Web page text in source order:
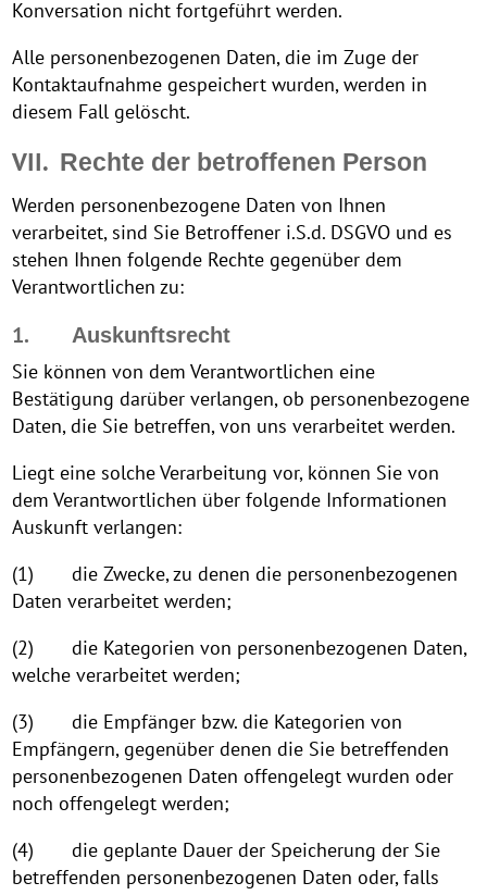
Konversation nicht fortgeführt werden.
Alle personenbezogenen Daten, die im Zuge der
Kontaktaufnahme gespeichert wurden, werden in
diesem Fall gelöscht.
VII. Rechte der betroffenen Person
Werden personenbezogene Daten von Ihnen
verarbeitet, sind Sie Betroffener i.S.d. DSGVO und es
stehen Ihnen folgende Rechte gegenüber dem
Verantwortlichen zu:
1. Auskunftsrecht
Sie können von dem Verantwortlichen eine
Bestätigung darüber verlangen, ob personenbezogene
Daten, die Sie betreffen, von uns verarbeitet werden.
Liegt eine solche Verarbeitung vor, können Sie von
dem Verantwortlichen über folgende Informationen
Auskunft verlangen:
(1) die Zwecke, zu denen die personenbezogenen
Daten verarbeitet werden;
(2) die Kategorien von personenbezogenen Daten,
welche verarbeitet werden;
(3) die Empfänger bzw. die Kategorien von
Empfängern, gegenüber denen die Sie betreffenden
personenbezogenen Daten offengelegt wurden oder
noch offengelegt werden;
(4) die geplante Dauer der Speicherung der Sie
betreffenden personenbezogenen Daten oder, falls